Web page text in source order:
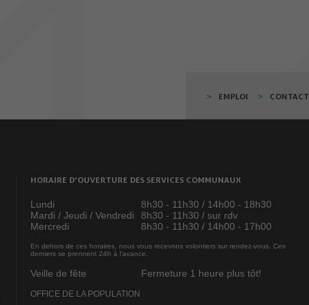
EMPLOI CONTACT
HORAIRE D’OUVERTURE DES SERVICES COMMUNAUX
Lundi
8h30 - 11h30 / 14h00 - 18h30
Mardi / Jeudi / Vendredi
8h30 - 11h30 / sur rdv
Mercredi
8h30 - 11h30 / 14h00 - 17h00
En dehors de ces horaires, nous vous recevons volontiers sur rendez-vous. Ces
derniers se prennent 24h à l’avance.
Veille de fête Fermeture 1 heure plus tôt!
OFFICE DE LA POPULATION